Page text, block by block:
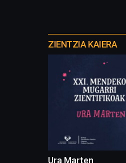
proyectos
ZIENTZIA KAIERA
Ura Marten